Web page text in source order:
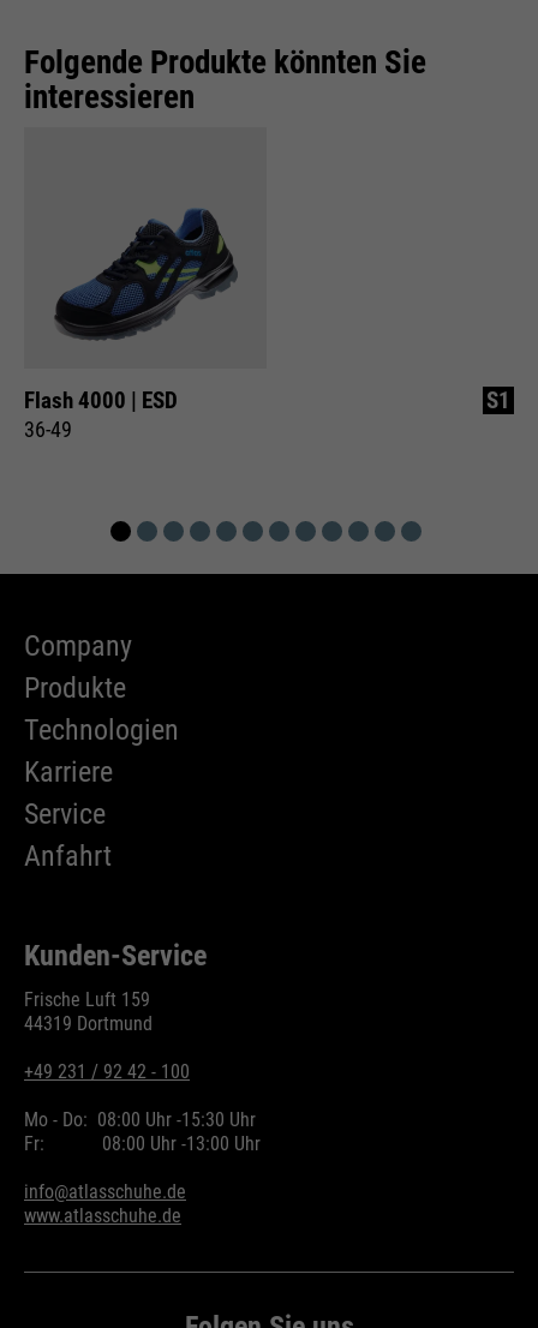
Folgende Produkte könnten Sie
interessieren
Flash 4000 | ESD
36-49
S1
Company
Produkte
Technologien
Karriere
Service
Anfahrt
Kunden-Service
Frische Luft 159
44319 Dortmund
+49 231 / 92 42 - 100
Mo - Do: 08:00 Uhr -15:30 Uhr
Fr:
08:00 Uhr -13:00 Uhr
info@atlasschuhe.de
www.atlasschuhe.de